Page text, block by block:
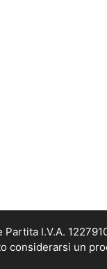
I.V.A.
considerarsi un